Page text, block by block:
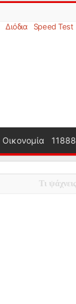
Διόδια Speed Test
Οικονομία 11888